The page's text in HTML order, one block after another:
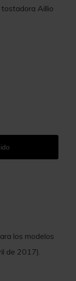
Aillio
los modelos
de 2017).